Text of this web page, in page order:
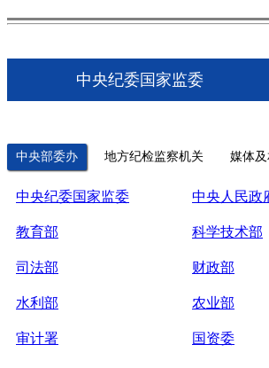
中央纪委国家监委
中央部委办 地方纪检监察机关 媒体
中央纪委国家监委 中央人民政
教育部 科学技术部
司法部 财政部
水利部 农业部
审计署 国资委